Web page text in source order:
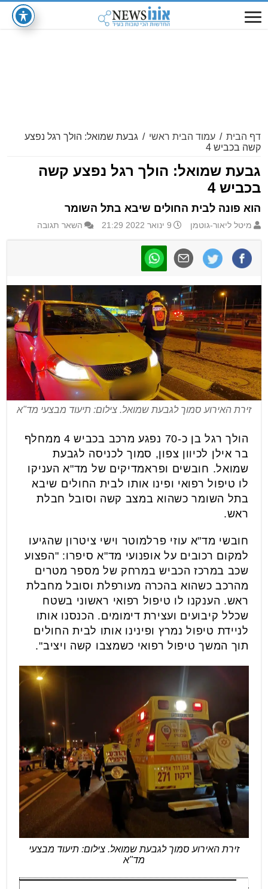
דף הבית / עמוד הבית ראשי / גבעת שמואל: הולך רגל נפצע
קשה בכביש 4
גבעת שמואל: הולך רגל נפצע קשה
בכביש 4
הוא פונה לבית החולים שיבא בתל השומר
מיטל ליאור-גוטמן 9 ינואר 2022 21:29 השאר תגובה
זירת האירוע סמוך לגבעת שמואל. צילום: תיעוד מבצעי מד"א
הולך רגל בן כ-70 נפגע מרכב בכביש 4 ממחלף
בר אילן לכיוון צפון, סמוך לכניסה לגבעת
שמואל. חובשים ופראמדיקים של מד"א העניקו
לו טיפול רפואי ופינו אותו לבית החולים שיבא
בתל השומר כשהוא במצב קשה וסובל חבלת
ראש.
חובשי מד"א עוזי פרלמוטר וישי ציטרון שהגיעו
למקום רכובים על אופנועי מד"א סיפרו: "הפצוע
שכב במרכז הכביש במרחק של מספר מטרים
מהרכב כשהוא בהכרה מעורפלת וסובל מחבלת
ראש. הענקנו לו טיפול רפואי ראשוני בשטח
שכלל קיבועים ועצירת דימומים. הכנסנו אותו
לניידת טיפול נמרץ ופינינו אותו לבית החולים
תוך המשך טיפול רפואי כשמצבו קשה ויציב".
זירת האירוע סמוך לגבעת שמואל. צילום: תיעוד מבצעי
מד"א